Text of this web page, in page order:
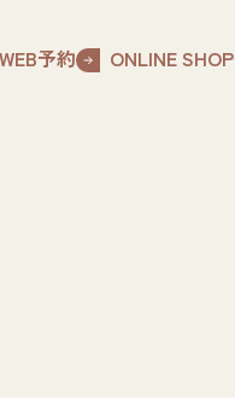
WEB予約 ONLINE SHOP